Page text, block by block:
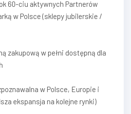
60-ciu aktywnych Partnerów
w Polsce (sklepy jubilerskie /
zakupową w pełni dostępną dla
w Polsce, Europie i
ekspansja na kolejne rynki)